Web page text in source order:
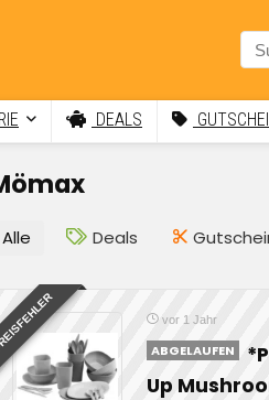
DEALS
Alle Deals
vor 1 Jahr
ABGELAUFEN
Up